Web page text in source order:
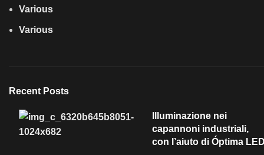
Various
Various
Recent Posts
Illuminazione nei
capannoni industriali,
con l’aiuto di Óptima